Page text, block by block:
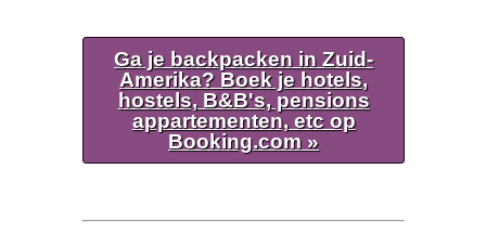
Ga je backpacken in Zuid-
Amerika? Boek je hotels,
hostels, B&B's, pensions
appartementen, etc op
Booking.com »